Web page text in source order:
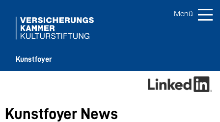
Kunstfoyer
Kunstfoyer News